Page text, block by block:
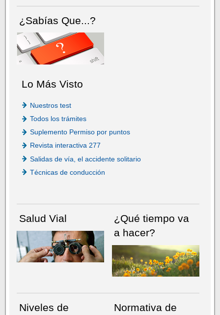
¿Sabías Que...?
Lo Más Visto
Nuestros test
Todos los trámites
Suplemento Permiso por puntos
Revista interactiva 277
Salidas de vía, el accidente solitario
Técnicas de conducción
Salud Vial
¿Qué tiempo va
a hacer?
Niveles de
Normativa de